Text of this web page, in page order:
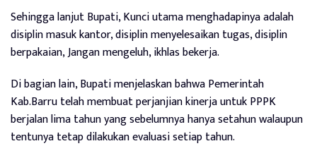
Sehingga lanjut Bupati, Kunci utama menghadapinya adalah
disiplin masuk kantor, disiplin menyelesaikan tugas, disiplin
berpakaian, Jangan mengeluh, ikhlas bekerja.
Di bagian lain, Bupati menjelaskan bahwa Pemerintah
Kab.Barru telah membuat perjanjian kinerja untuk PPPK
berjalan lima tahun yang sebelumnya hanya setahun walaupun
tentunya tetap dilakukan evaluasi setiap tahun.